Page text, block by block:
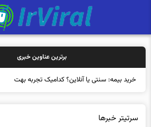
برترین عناوین خبری
خرید بیمه: سنتی یا آنلاین؟ کدامیک تجربه بهتری برای
سرتیتر خبرها